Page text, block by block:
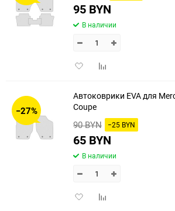
95 BYN
В наличии
ДобавитьДобавить
−27%
Автоковрики EVA для
Coupe
90 BYN −25 BYN
65 BYN
В наличии
ДобавитьДобавить